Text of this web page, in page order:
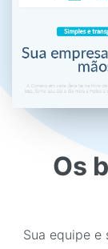
Os
Sua equipe e